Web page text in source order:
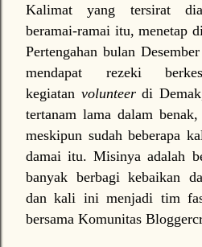
Kalimat yang tersirat
beramai-ramai itu, menetap
Pertengahan bulan
mendapat rezeki
kegiatan volunteerdi
tertanam lama dalam
meskipun sudah beberapa
damai itu. Misinya adalah
banyak berbagi kebaikan
dan kali ini menjadi tim
bersama Komunitas